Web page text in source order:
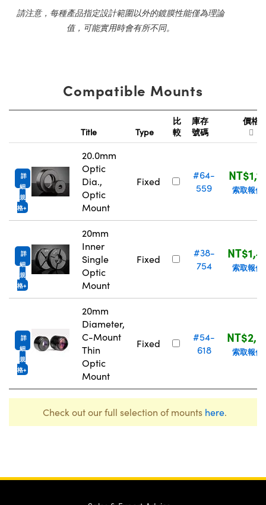
請注意，每種產品指定設計範圍以外的鍍膜性能僅為理論
值，可能實用時會有所不同。
Compatible Mounts
Title Type
比
較
庫存
號碼
價格
詳
細
規
格
20.0mm
Optic
Dia.,
Optic
Mount
Fixed
#64-
559
索取報價
詳
細
規
格
20mm
Inner
Single
Optic
Mount
Fixed
#38-
754
索取報價
詳
細
規
格
20mm
Diameter,
C-Mount
Thin
Optic
Mount
Fixed
#54-
618
索取報價
Check out our full selection of mounts here.